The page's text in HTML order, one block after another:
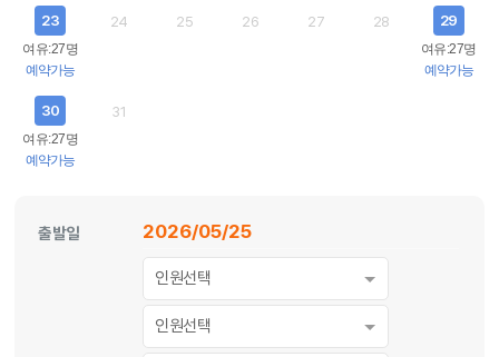
23
여유:27명
예약가능
24 25 26 27 28 29
여유:27명
예약가능
30
여유:27명
예약가능
31
출발일 2026/05/25
인원선택
인원선택